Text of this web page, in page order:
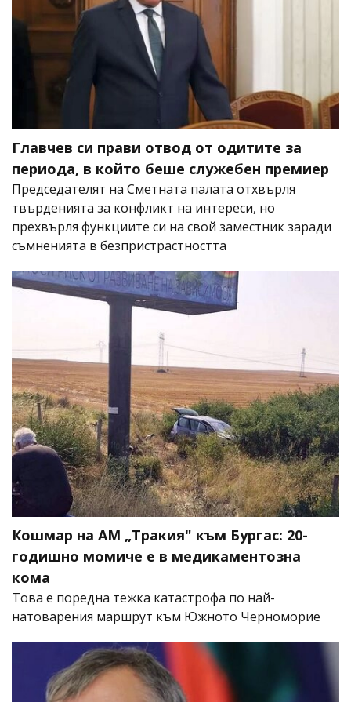
Главчев си прави отвод от одитите за
периода, в който беше служебен премиер
Председателят на Сметната палата отхвърля
твърденията за конфликт на интереси, но
прехвърля функциите си на свой заместник заради
съмненията в безпристрастността
Кошмар на АМ „Тракия" към Бургас: 20-
годишно момиче е в медикаментозна
кома
Това е поредна тежка катастрофа по най-
натоварения маршрут към Южното Черноморие